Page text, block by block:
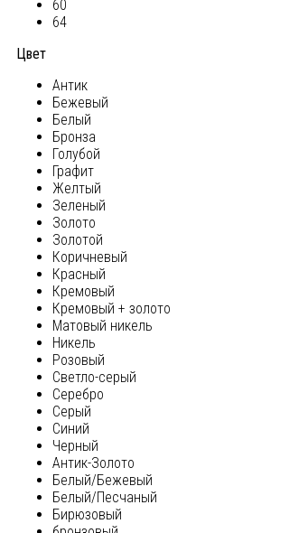
60
64
Цвет
Антик
Бежевый
Белый
Бронза
Голубой
Графит
Желтый
Зеленый
Золото
Золотой
Коричневый
Красный
Кремовый
Кремовый + золото
Матовый никель
Никель
Розовый
Светло-серый
Серебро
Серый
Синий
Черный
Антик-Золото
Белый/Бежевый
Белый/Песчаный
Бирюзовый